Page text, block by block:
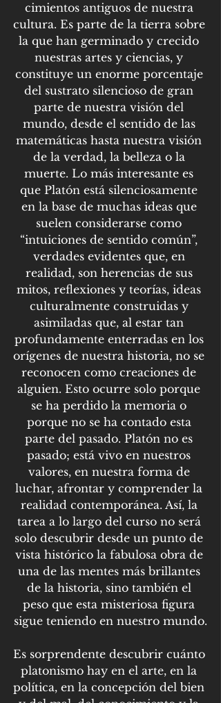
cimientos antiguos de nuestra
cultura. Es parte de la tierra sobre
la que han germinado y crecido
nuestras artes y ciencias, y
constituye un enorme porcentaje
del sustrato silencioso de gran
parte de nuestra visión del
mundo, desde el sentido de las
matemáticas hasta nuestra visión
de la verdad, la belleza o la
muerte. Lo más interesante es
que Platón está silenciosamente
en la base de muchas ideas que
suelen considerarse como
“intuiciones de sentido común”,
verdades evidentes que, en
realidad, son herencias de sus
mitos, reflexiones y teorías, ideas
culturalmente construidas y
asimiladas que, al estar tan
profundamente enterradas en los
orígenes de nuestra historia, no se
reconocen como creaciones de
alguien. Esto ocurre solo porque
se ha perdido la memoria o
porque no se ha contado esta
parte del pasado. Platón no es
pasado; está vivo en nuestros
valores, en nuestra forma de
luchar, afrontar y comprender la
realidad contemporánea. Así, la
tarea a lo largo del curso no será
solo descubrir desde un punto de
vista histórico la fabulosa obra de
una de las mentes más brillantes
de la historia, sino también el
peso que esta misteriosa figura
sigue teniendo en nuestro mundo.
Es sorprendente descubrir cuánto
platonismo hay en el arte, en la
política, en la concepción del bien